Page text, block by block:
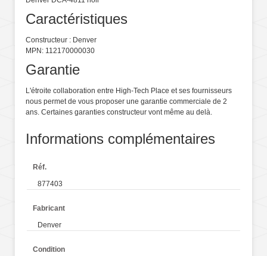
Caractéristiques
Constructeur : Denver
MPN: 112170000030
Garantie
L'étroite collaboration entre High-Tech Place et ses fournisseurs
nous permet de vous proposer une garantie commerciale de 2
ans. Certaines garanties constructeur vont même au delà.
Informations complémentaires
Réf.
877403
Fabricant
Denver
Condition